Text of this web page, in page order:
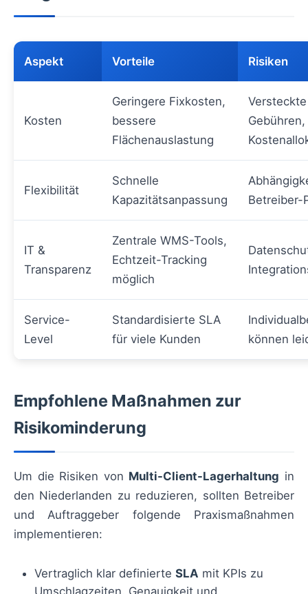
Aspekt Vorteile Risiken
Kosten
Geringere Fixkosten,
bessere
Flächenauslastung
Versteckte
Flexibilität
Schnelle
Kapazitätsanpassung
Betreiber-
IT &
Transparenz
Zentrale WMS-Tools,
Echtzeit-Tracking
möglich
Service-
Level
Standardisierte SLA
für viele Kunden
können
Empfohlene Maßnahmen zur
Risikominderung
Um die Risiken von Multi-Client-Lagerhaltung in
den Niederlanden zu reduzieren, sollten Betreiber
und Auftraggeber folgende Praxismaßnahmen
implementieren:
Vertraglich klar definierte SLA mit KPIs zu